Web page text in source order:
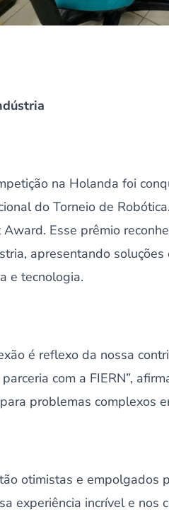
na Holanda foi
do Torneio de
Esse prêmio
apresentando
e tecnologia.
é reflexo da nossa
com a FIERN”,
problemas complexos
otimistas e empolgados
experiência incrível e nos